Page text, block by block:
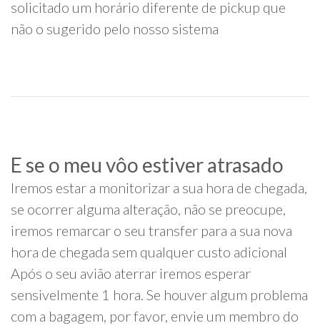
solicitado um horário diferente de pickup que
não o sugerido pelo nosso sistema
E se o meu vôo estiver atrasado
Iremos estar a monitorizar a sua hora de chegada,
se ocorrer alguma alteração, não se preocupe,
iremos remarcar o seu transfer para a sua nova
hora de chegada sem qualquer custo adicional
Após o seu avião aterrar iremos esperar
sensivelmente 1 hora. Se houver algum problema
com a bagagem, por favor, envie um membro do